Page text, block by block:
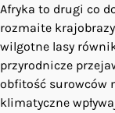
Afryka to drugi co
rozmaite
wilgotne lasy
przyrodnicze
obfitość surowców
klimatyczne